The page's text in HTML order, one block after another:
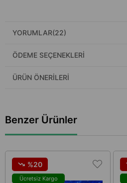
YORUMLAR(22)
ÖDEME SEÇENEKLERI
ÜRÜN ÖNERILERI
Benzer Ürünler
%20
Ücretsiz Kargo